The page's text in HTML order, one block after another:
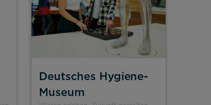
Deutsches Hygiene-
Museum